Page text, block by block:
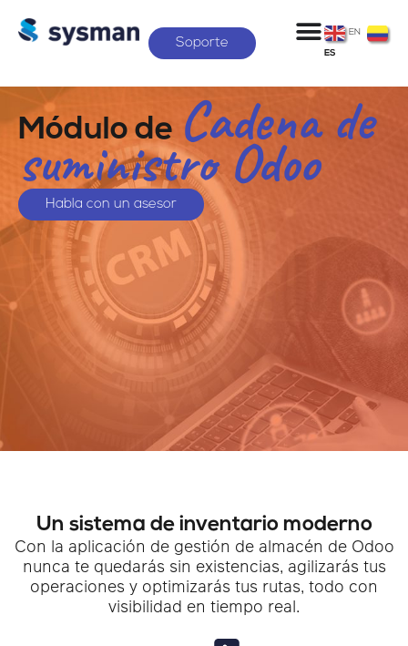
Soporte
EN
ES
Módulo de Cadena de
suministro Odoo
Habla con un asesor
Un sistema de inventario moderno
Con la aplicación de gestión de almacén de Odoo
nunca te quedarás sin existencias, agilizarás tus
operaciones y optimizarás tus rutas, todo con
visibilidad en tiempo real.